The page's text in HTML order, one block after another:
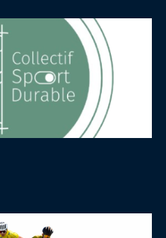
MARY Nolan
JENARD